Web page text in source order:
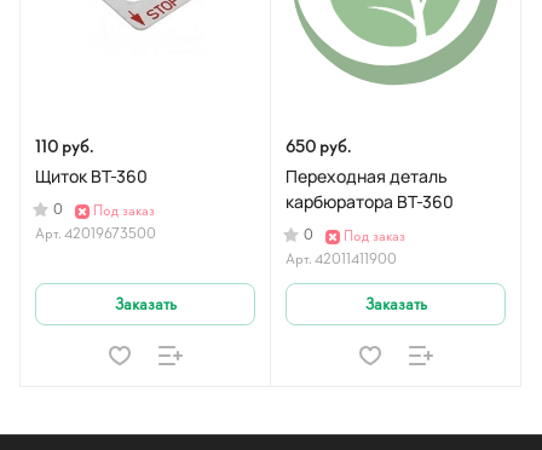
110 руб.
Щиток BT-360
0
Под заказ
Арт.42019673500
Заказать
650 руб.
Переходная деталь
карбюратора BT-360
0
Под заказ
Арт.42011411900
Заказать